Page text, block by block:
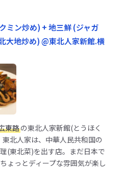
ミン炒め) + 地三鮮 (ジャガ
大地炒め) @東北人家新館.横
東路の東北人家新館(とうほく
北人家は、中華人民共和国の
(東北菜)を出す店。まだ日本で
ょっとディープな雰囲気が楽し